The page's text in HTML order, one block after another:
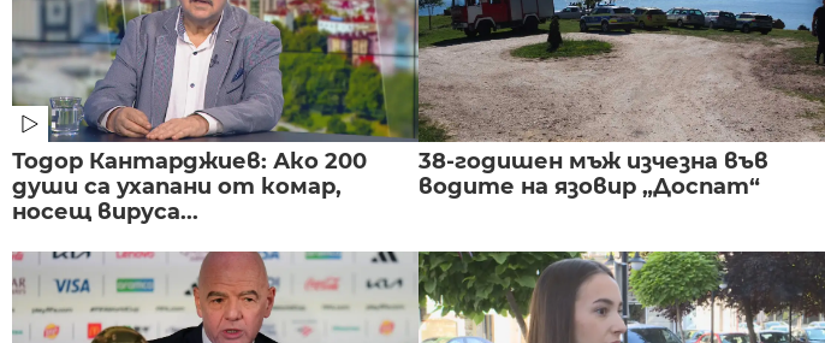
Тодор Кантарджиев: Ако 200
души са ухапани от комар,
носещ вируса...
38-годишен мъж изчезна във
водите на язовир „Доспат“